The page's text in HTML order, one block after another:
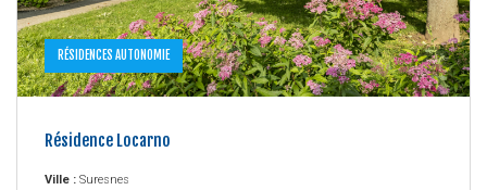
RÉSIDENCES AUTONOMIE
Résidence Locarno
Ville : Suresnes